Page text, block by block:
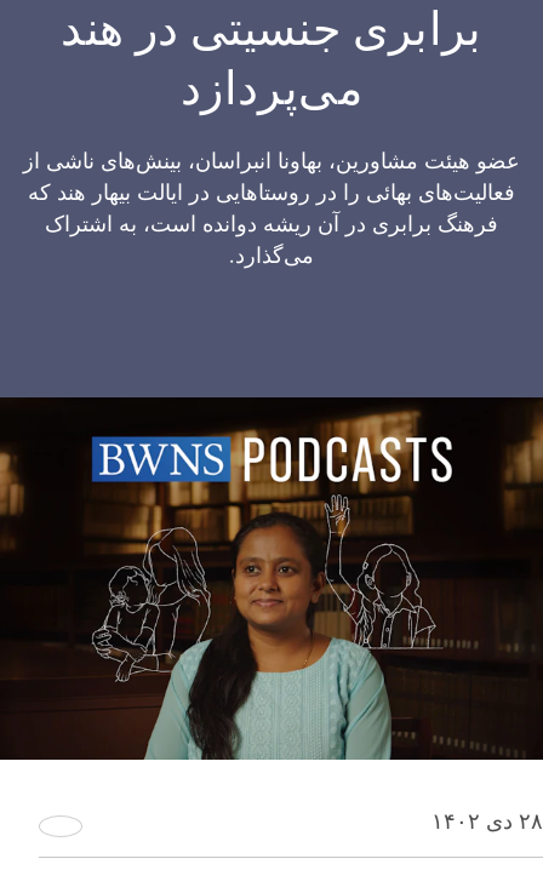
برابری جنسیتی در هند
می‌پردازد
عضو هیئت مشاورین، بهاونا انبراسان، بینش‌های ناشی از
فعالیت‌های بهائی را در روستاهایی در ایالت بیهار هند که
فرهنگ برابری در آن ریشه دوانده است، به اشتراک
می‌گذارد.
۲۸ دی ۱۴۰۲